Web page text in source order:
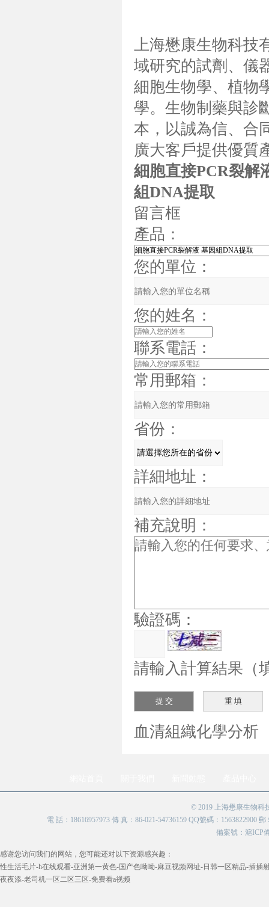
上海懋康生物科技
域研究的試劑、儀
細胞生物學、植物
學。生物制藥與診
本，以誠為信、合
廣大客戶提供優質
細胞直接PCR裂解
組DNA提取
留言框
產品：
您的單位：
您的姓名：
聯系電話：
常用郵箱：
省份：
詳細地址：
補充說明：
驗證碼：
請輸入計算結果（
血清組織化學分析
© 2019 上海懋康生物科
電 話：18616957973 傳 真：86-021-54736159 QQ號碼：1563822900
備案號： 滬ICP
感谢您访问我们的网站，您可能还对以下资源感兴趣：
性生活毛片-h在线观看-亚洲第一黄色-国产色呦呦-麻豆视频网址-日韩一区精品-插
夜夜添-老司机一区二区三区-免费看a视频